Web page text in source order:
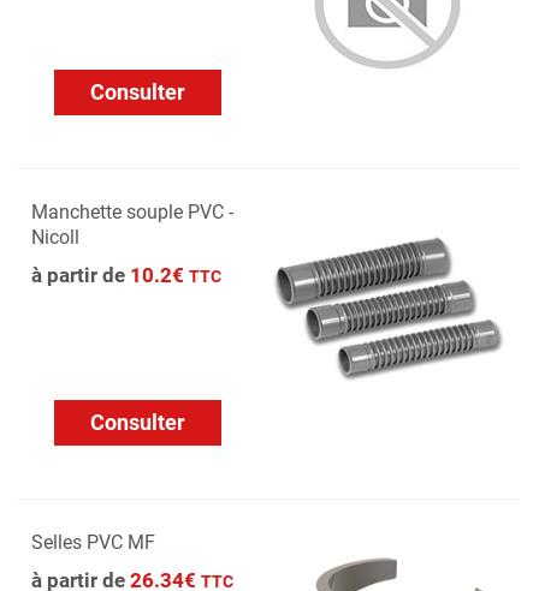
Consulter
Manchette souple PVC -
Nicoll
à partir de 10.2€ TTC
Consulter
Selles PVC MF
à partir de 26.34€ TTC